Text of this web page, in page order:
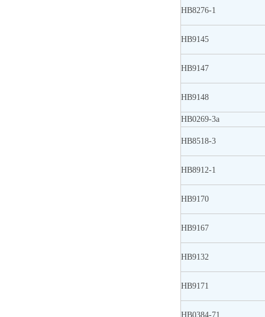
HB8276-1
HB9145
HB9147
HB9148
HB0269-3a
HB8518-3
HB8912-1
HB9170
HB9167
HB9132
HB9171
HB0384-71